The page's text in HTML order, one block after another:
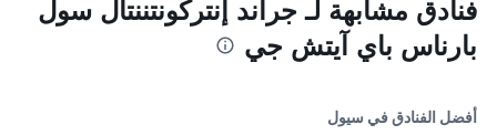
فنادق مشابهة لـ جراند إنتركونتننتال سول
بارناس باي آيتش جي
أفضل الفنادق في سيول